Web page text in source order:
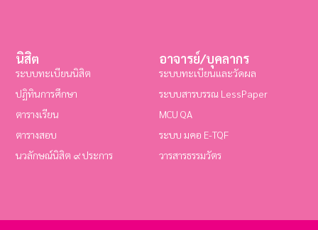
อาจารย์/บุคลากร
ระบบทะเบียนและวัดผล
ระบบสารบรรณ LessPaper
MCU QA
ระบบ มคอ E-TQF
วารสารธรรมวัตร
นิสิต
ระบบทะเบียนนิสิต
ปฏิทินการศึกษา
ตารางเรียน
ตารางสอบ
นวลักษณ์นิสิต ๙ ประการ